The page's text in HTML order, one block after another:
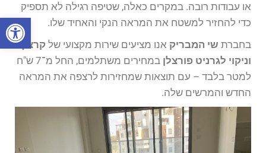
פתח
או עבודות רובה. במקרים כאלה, שטיפה רגילה לא תספיק
כדי להחזיר למשטח את המראה הנקי והאחיד שלו.
בחברת שי המבריק אנו מציעים שירות מקצועי של קרצוף
וניקוי לגרניט פורצלן
במחירים משתלמים, החל מ־7 ש"ח
למטר בלבד – עם תוצאות שמחזירות לרצפה את המראה
החדש והמרשים שלה.